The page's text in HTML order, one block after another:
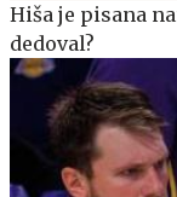
Hiša je pisana
dedoval?